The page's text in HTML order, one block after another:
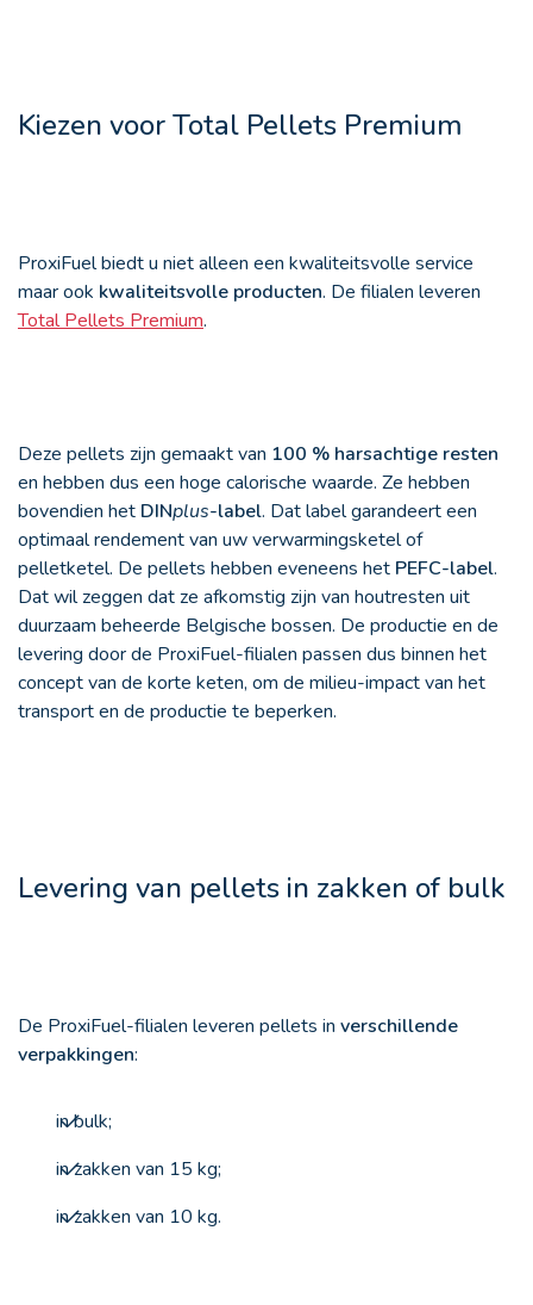
Kiezen voor Total Pellets Premium
ProxiFuel biedt u niet alleen een kwaliteitsvolle service
maar ook kwaliteitsvolle producten. De filialen leveren
Total Pellets Premium.
Deze pellets zijn gemaakt van 100 % harsachtige resten
en hebben dus een hoge calorische waarde. Ze hebben
bovendien het DINplus-label. Dat label garandeert een
optimaal rendement van uw verwarmingsketel of
pelletketel. De pellets hebben eveneens het PEFC-label.
Dat wil zeggen dat ze afkomstig zijn van houtresten uit
duurzaam beheerde Belgische bossen. De productie en de
levering door de ProxiFuel-filialen passen dus binnen het
concept van de korte keten, om de milieu-impact van het
transport en de productie te beperken.
Levering van pellets in zakken of bulk
De ProxiFuel-filialen leveren pellets in verschillende
verpakkingen:
in bulk;
in zakken van 15 kg;
in zakken van 10 kg.